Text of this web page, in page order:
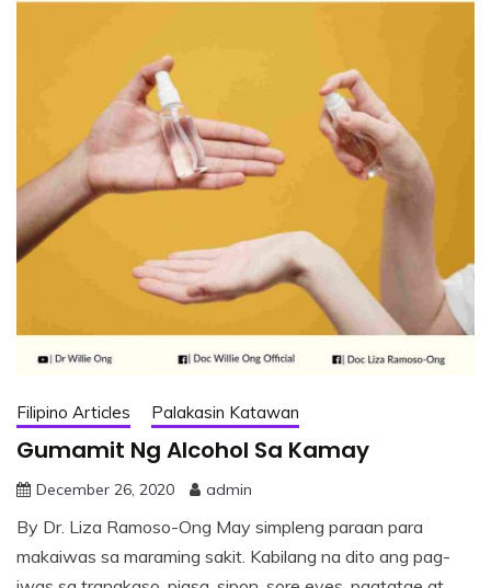
Filipino Articles Palakasin Katawan
Gumamit Ng Alcohol Sa Kamay
December 26, 2020 admin
By Dr. Liza Ramoso-Ong May simpleng paraan para
makaiwas sa maraming sakit. Kabilang na dito ang pag-